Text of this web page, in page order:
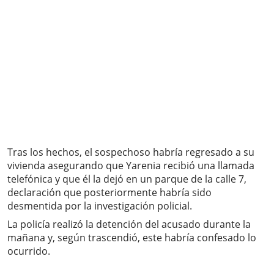
Tras los hechos, el sospechoso habría regresado a su
vivienda asegurando que Yarenia recibió una llamada
telefónica y que él la dejó en un parque de la calle 7,
declaración que posteriormente habría sido
desmentida por la investigación policial.
La policía realizó la detención del acusado durante la
mañana y, según trascendió, este habría confesado lo
ocurrido.